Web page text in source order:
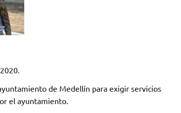
de Medellín para exigir servicios
el ayuntamiento.